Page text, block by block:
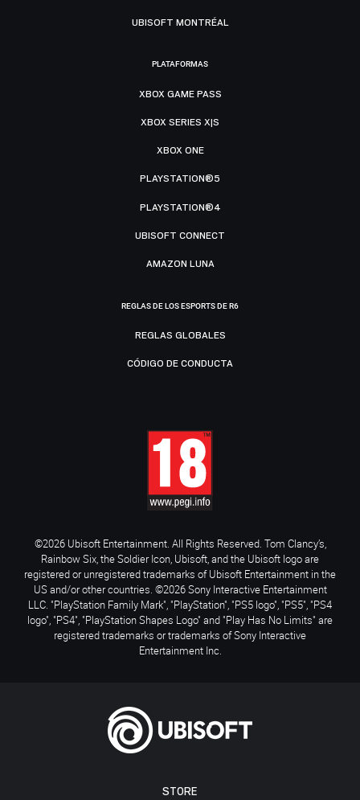
STORE
UBISOFT MONTRÉAL
PLATAFORMAS
XBOX GAME PASS
XBOX SERIES X|S
XBOX ONE
PLAYSTATION®5
PLAYSTATION®4
UBISOFT CONNECT
AMAZON LUNA
REGLAS DE LOS ESPORTS DE R6
REGLAS GLOBALES
CÓDIGO DE CONDUCTA
©2026 Ubisoft Entertainment. All Rights Reserved. Tom Clancy’s,
Rainbow Six, the Soldier Icon, Ubisoft, and the Ubisoft logo are
registered or unregistered trademarks of Ubisoft Entertainment in the
US and/or other countries. ©2026 Sony Interactive Entertainment
LLC. "PlayStation Family Mark", "PlayStation", "PS5 logo", "PS5", "PS4
logo", "PS4", "PlayStation Shapes Logo" and "Play Has No Limits" are
registered trademarks or trademarks of Sony Interactive
Entertainment Inc.